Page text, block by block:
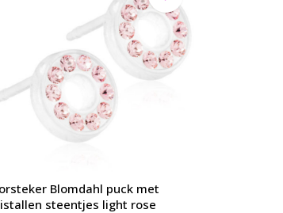
Blomdahl puck met
steentjes light rose